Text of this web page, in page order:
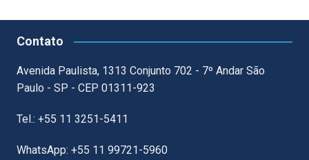
Contato
Avenida Paulista, 1313 Conjunto 702 - 7º Andar São
Paulo - SP - CEP 01311-923
Tel.: +55 11 3251-5411
WhatsApp: +55 11 99721-5960